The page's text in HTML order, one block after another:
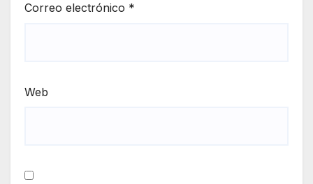
Correo electrónico *
Web